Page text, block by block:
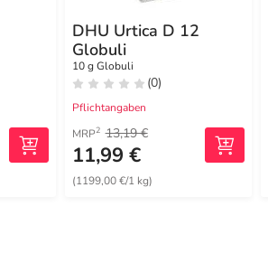
DHU Urtica D 12
Globuli
10 g Globuli
(0)
Pflichtangaben
MRP2 13,19 €
11,99 €
(1199,00 €/1 kg)